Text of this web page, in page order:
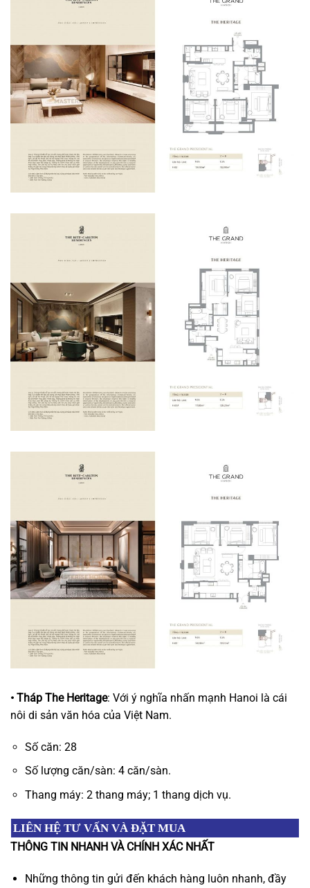
• Tháp The Heritage: Với ý nghĩa nhấn mạnh Hanoi là cái
nôi di sản văn hóa của Việt Nam.
Số căn: 28
Số lượng căn/sàn: 4 căn/sàn.
Thang máy: 2 thang máy; 1 thang dịch vụ.
LIÊN HỆ TƯ VẤN VÀ ĐẶT MUA
THÔNG TIN NHANH VÀ CHÍNH XÁC NHẤT
Những thông tin gửi đến khách hàng luôn nhanh, đầy